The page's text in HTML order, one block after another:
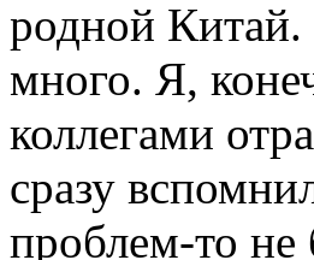
родной
много. Я,
коллегами
сразу
проблем-то